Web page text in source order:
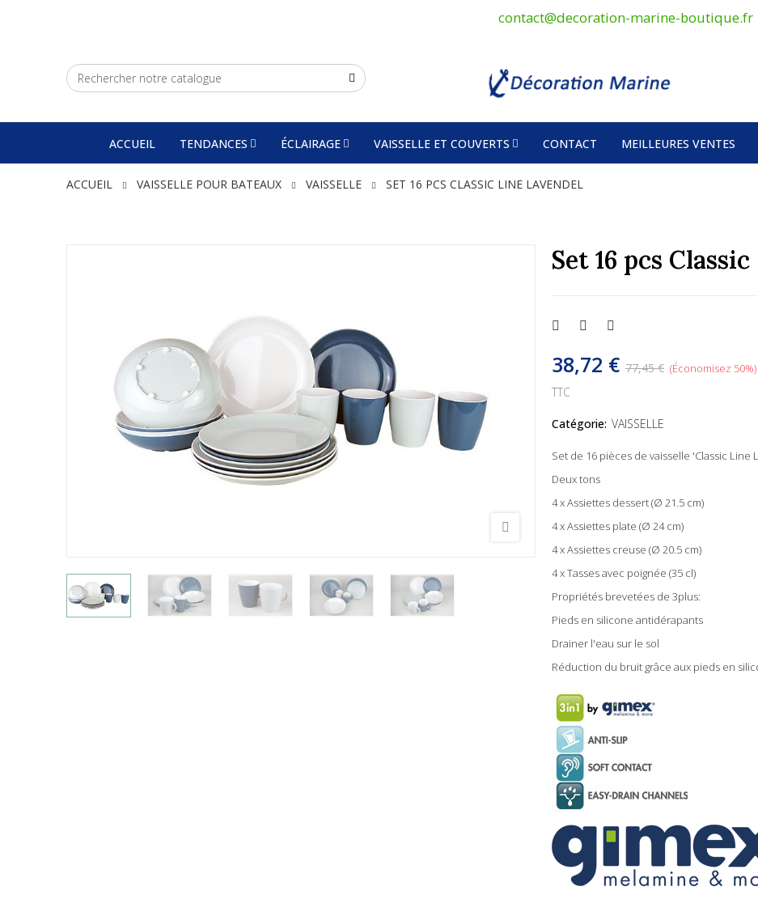
contact@decoration-marine-boutique.fr
ACCUEIL TENDANCES ÉCLAIRAGE VAISSELLE ET COUVERTS CONTACT MEILLEURES VENTES
ACCUEIL VAISSELLE POUR BATEAUX VAISSELLE SET 16 PCS CLASSIC LINE LAVENDEL
Set 16 pcs
38,72 € 77,45 € Économisez 50%
TTC
Catégorie: VAISSELLE
Set de 16 pièces de vaisselle 'Classic Line
Deux tons
4 x Assiettes dessert (Ø 21.5 cm)
4 x Assiettes plate (Ø 24 cm)
4 x Assiettes creuse (Ø 20.5 cm)
4 x Tasses avec poignée (35 cl)
Propriétés brevetées de 3plus:
Pieds en silicone antidérapants
Drainer l'eau sur le sol
Réduction du bruit grâce aux pieds en